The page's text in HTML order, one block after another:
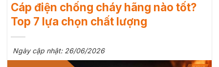
Cáp điện chống cháy hãng nào tốt?
Top 7 lựa chọn chất lượng
Ngày cập nhật: 26/06/2026